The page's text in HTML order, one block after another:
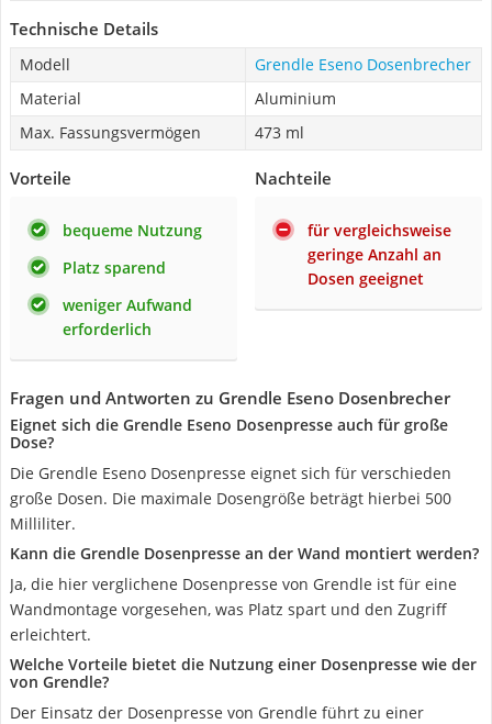
Technische Details
Modell
Grendle Eseno Dosenbrecher
Material
Aluminium
Max. Fassungsvermögen
473 ml
Vorteile
bequeme Nutzung
Platz sparend
weniger Aufwand
erforderlich
Nachteile
für vergleichsweise
geringe Anzahl an
Dosen geeignet
Fragen und Antworten zu Grendle Eseno Dosenbrecher
Eignet sich die Grendle Eseno Dosenpresse auch für große
Dose?
Die Grendle Eseno Dosenpresse eignet sich für verschieden
große Dosen. Die maximale Dosengröße beträgt hierbei 500
Milliliter.
Kann die Grendle Dosenpresse an der Wand montiert werden?
Ja, die hier verglichene Dosenpresse von Grendle ist für eine
Wandmontage vorgesehen, was Platz spart und den Zugriff
erleichtert.
Welche Vorteile bietet die Nutzung einer Dosenpresse wie der
von Grendle?
Der Einsatz der Dosenpresse von Grendle führt zu einer